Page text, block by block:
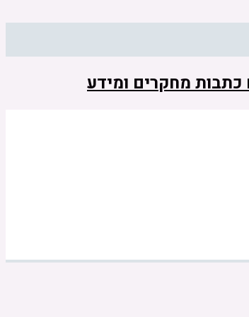
כתבות מחקרים ומידע